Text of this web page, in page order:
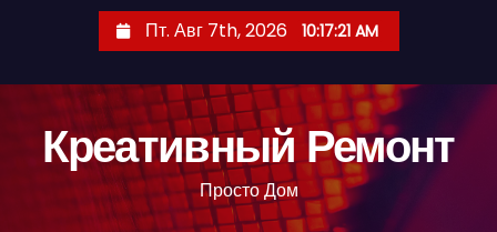
Пт. Авг 7th, 2026 10:17:23 AM
Креативный Ремонт
Просто Дом